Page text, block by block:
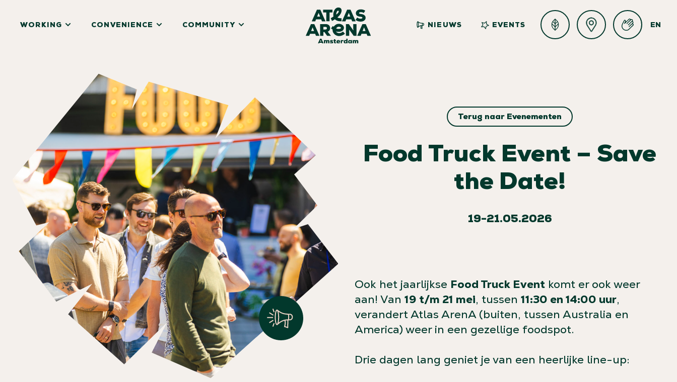
WORKING CONVENIENCE COMMUNITY NIEUWS EVENTS EN
Terug naar Evenementen
Food Truck Event – Save
the Date!
19-21.05.2026
Ook het jaarlijkse Food Truck Event komt er ook weer
aan! Van 19 t/m 21 mei, tussen 11:30 en 14:00 uur,
verandert Atlas ArenA (buiten, tussen Australia en
America) weer in een gezellige foodspot.
Drie dagen lang geniet je van een heerlijke line-up: